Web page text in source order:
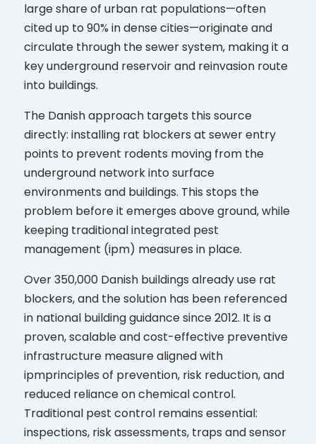
large share of urban rat populations—often
cited up to 90% in dense cities—originate and
circulate through the sewer system, making it a
key underground reservoir and reinvasion route
into buildings.
The Danish approach targets this source
directly: installing rat blockers at sewer entry
points to prevent rodents moving from the
underground network into surface
environments and buildings. This stops the
problem before it emerges above ground, while
keeping traditional integrated pest
management (ipm) measures in place.
Over 350,000 Danish buildings already use rat
blockers, and the solution has been referenced
in national building guidance since 2012. It is a
proven, scalable and cost-effective preventive
infrastructure measure aligned with
ipmprinciples of prevention, risk reduction, and
reduced reliance on chemical control.
Traditional pest control remains essential:
inspections, risk assessments, traps and sensor